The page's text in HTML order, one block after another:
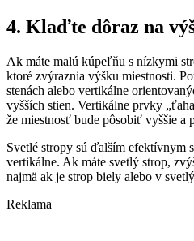
4. Klaďte dôraz na
Ak máte malú kúpeľňu s nízkymi
ktoré zvýraznia výšku miestnosti.
stenách alebo vertikálne
vyšších stien. Vertikálne prvky
že miestnosť bude pôsobiť vyššie a
Svetlé stropy sú ďalším efektívnym
vertikálne. Ak máte svetlý strop,
najmä ak je strop biely alebo v
Reklama